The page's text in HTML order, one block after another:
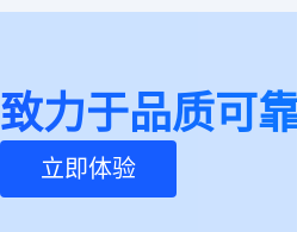
致力于品质可
立即体验